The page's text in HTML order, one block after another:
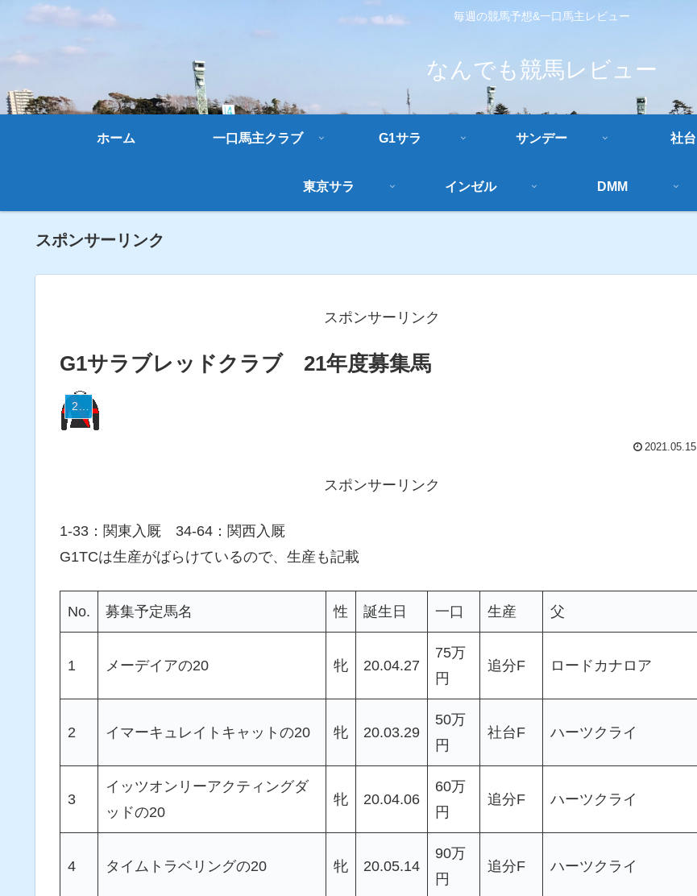
毎週の競馬予想&一口馬主レビュー
なんでも競馬レビュー
ホーム 一口馬主クラブ G1サラ サンデー 社台
東京サラ インゼル DMM
スポンサーリンク
スポンサーリンク
G1サラブレッドクラブ 21年度募集馬
2021.05.15
スポンサーリンク
1-33：関東入厩 34-64：関西入厩
G1TCは生産がばらけているので、生産も記載
No. 募集予定馬名 性 誕生日 一口 生産 父
1 メーデイアの20 牝 20.04.27
75万
円
追分F ロードカナロア
2 イマーキュレイトキャットの20 牝 20.03.29
50万
円
社台F ハーツクライ
3
イッツオンリーアクティングダ
ッドの20
牝 20.04.06
60万
円
追分F ハーツクライ
4 タイムトラベリングの20 牝 20.05.14
90万
円
追分F ハーツクライ